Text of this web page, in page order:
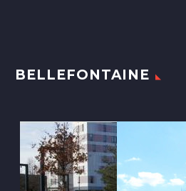
BELLEFONTAINE